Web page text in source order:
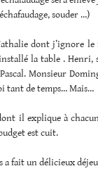
souder …)
dont j’ignore
la table .
Monsieur
tant de temps… Mais…
il explique à
est cuit.
a fait un délicieux